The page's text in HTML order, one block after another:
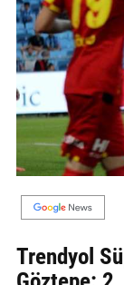
MAGAZİN
GALERİ
VİDEO
YAZARLAR
ULAŞIN
Künye
Trendyol